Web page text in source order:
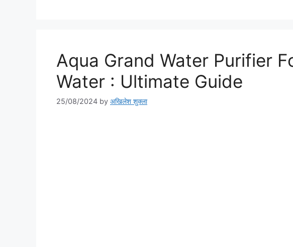
Aqua Grand Water Purifier
Water : Ultimate Guide
25/08/2024 by अखिलेश शुक्ला